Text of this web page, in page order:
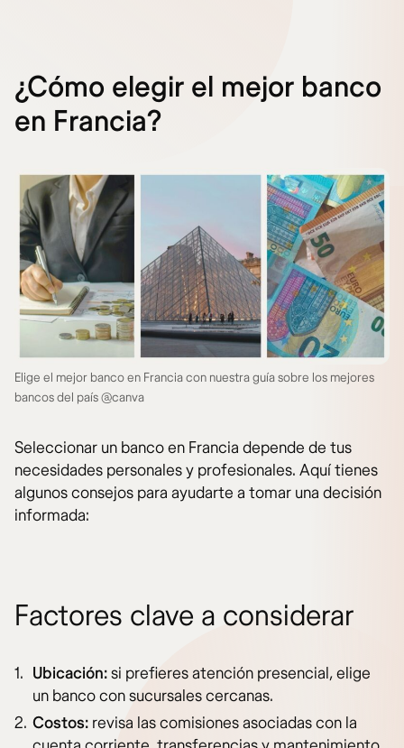
¿Cómo elegir el mejor banco
en Francia?
Elige el mejor banco en Francia con nuestra guía sobre los mejores
bancos del país @canva
Seleccionar un banco en Francia depende de tus
necesidades personales y profesionales. Aquí tienes
algunos consejos para ayudarte a tomar una decisión
informada:
Factores clave a considerar
Ubicación:si prefieres atención presencial, elige
un banco con sucursales cercanas.
Costos: revisa las comisiones asociadas con la